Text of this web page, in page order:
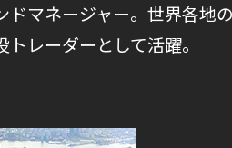
ドマネージャー。世界各地
トレーダーとして活躍。